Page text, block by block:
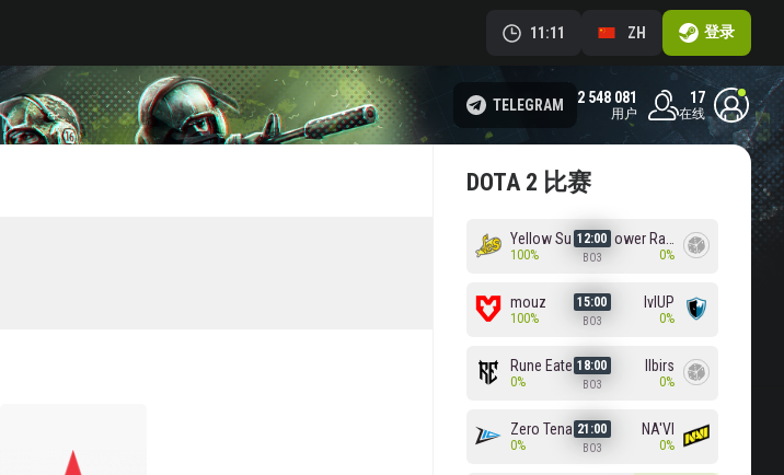
11:11 ZH 登录
TELEGRAM 2 548 081
用户
17
在线
DOTA 2 比赛
Yellow Submarine
100%
12:00
BO3
Power Rangers
0%
mouz
100%
15:00
BO3
lvlUP
0%
Rune Eaters
0%
18:00
BO3
Ilbirs
0%
Zero Tenacity
0%
21:00
BO3
NA'VI
0%